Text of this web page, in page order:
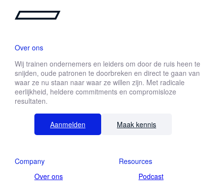
Over ons
Wij trainen ondernemers en leiders om door de ruis heen te
snijden, oude patronen te doorbreken en direct te gaan van
waar ze nu staan naar waar ze willen zijn. Met radicale
eerlijkheid, heldere commitments en compromisloze
resultaten.
Aanmelden Maak kennis
Company
Over ons
Resources
Podcast